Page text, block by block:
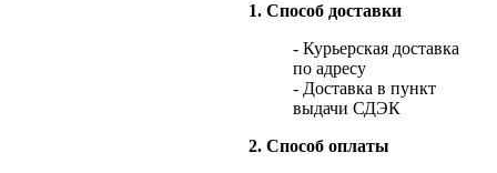
1. Способ доставки
- Курьерская доставка
по адресу
- Доставка в пункт
выдачи СДЭК
2. Способ оплаты